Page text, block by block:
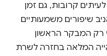
קרובות, גם זמן
משמעותיים
המבקר הראשון
המלאה בחזרה לשרת